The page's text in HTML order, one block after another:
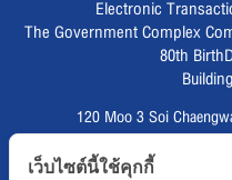
Electronic
The Government Complex
80th
120 Moo 3 Soi
เว็บไซต์นี้ใช้คุกกี้